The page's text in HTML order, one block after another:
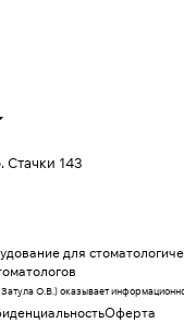
Стачки 143
для
О.В.) оказывает
Оферта